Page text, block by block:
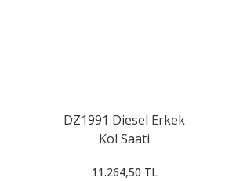
DZ1991 Diesel Erkek
Kol Saati
11.264,50 TL